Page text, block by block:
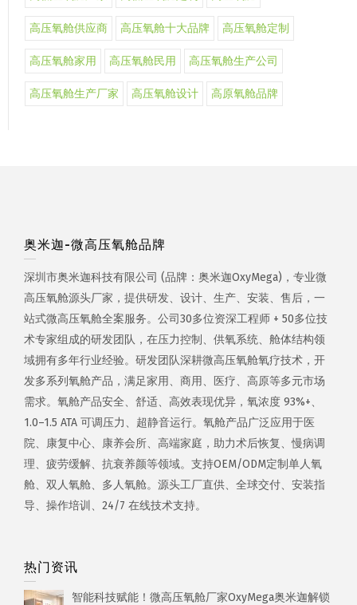
高压氧舱供应商 高压氧舱十大品牌 高压氧舱定制
高压氧舱家用 高压氧舱民用 高压氧舱生产公司
高压氧舱生产厂家 高压氧舱设计 高原氧舱品牌
奥米迦-微高压氧舱品牌
深圳市奥米迦科技有限公司 (品牌：奥米迦OxyMega)，专业微
高压氧舱源头厂家，提供研发、设计、生产、安装、售后，一
站式微高压氧舱全案服务。公司30多位资深工程师 + 50多位技
术专家组成的研发团队，在压力控制、供氧系统、舱体结构领
域拥有多年行业经验。研发团队深耕微高压氧舱氧疗技术，开
发多系列氧舱产品，满足家用、商用、医疗、高原等多元市场
需求。氧舱产品安全、舒适、高效表现优异，氧浓度 93%+、
1.0–1.5 ATA 可调压力、超静音运行。氧舱产品广泛应用于医
院、康复中心、康养会所、高端家庭，助力术后恢复、慢病调
理、疲劳缓解、抗衰养颜等领域。支持OEM/ODM定制单人氧
舱、双人氧舱、多人氧舱。源头工厂直供、全球交付、安装指
导、操作培训、24/7 在线技术支持。
热门资讯
智能科技赋能！微高压氧舱厂家OxyMega奥米迦解锁